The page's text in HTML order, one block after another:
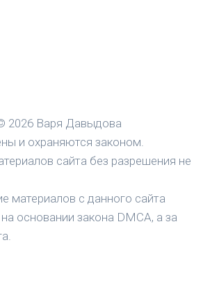
2026 Варя Давыдова
и охраняются законом.
сайта без разрешения не
материалов с данного сайта
основании закона DMCA, а за